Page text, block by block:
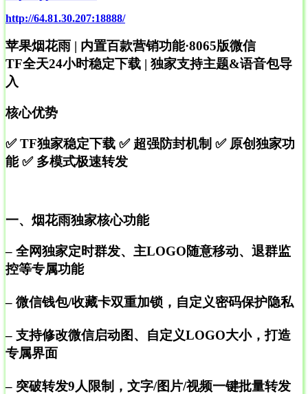
http://64.81.30.207:18888/
苹果烟花雨 | 内置百款营销功能·8065版微信
TF全天24小时稳定下载 | 独家支持主题&语音包导
入
核心优势
✅ TF独家稳定下载 ✅ 超强防封机制 ✅ 原创独家功
能 ✅ 多模式极速转发
一、烟花雨独家核心功能
– 全网独家定时群发、主LOGO随意移动、退群监
控等专属功能
– 微信钱包/收藏卡双重加锁，自定义密码保护隐私
– 支持修改微信启动图、自定义LOGO大小，打造
专属界面
– 突破转发9人限制，文字/图片/视频一键批量转发